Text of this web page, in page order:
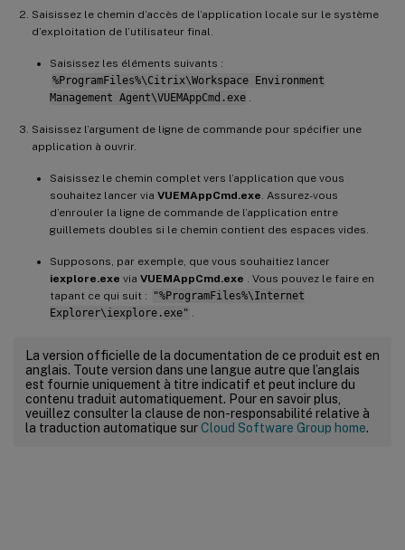
Saisissez le chemin d’accès de l’application locale sur le système
d’exploitation de l’utilisateur final.
Saisissez les éléments suivants :
%ProgramFiles%\Citrix\Workspace Environment
Management Agent\VUEMAppCmd.exe .
Saisissez l’argument de ligne de commande pour spécifier une
application à ouvrir.
Saisissez le chemin complet vers l’application que vous
souhaitez lancer via VUEMAppCmd.exe. Assurez-vous
d’enrouler la ligne de commande de l’application entre
guillemets doubles si le chemin contient des espaces vides.
Supposons, par exemple, que vous souhaitiez lancer
iexplore.exe via VUEMAppCmd.exe . Vous pouvez le faire en
tapant ce qui suit :
"%ProgramFiles%\Internet
Explorer\iexplore.exe" .
La version officielle de la documentation de ce produit est en
anglais. Toute version dans une langue autre que l’anglais
est fournie uniquement à titre indicatif et peut inclure du
contenu traduit automatiquement. Pour en savoir plus,
veuillez consulter la clause de non-responsabilité relative à
la traduction automatique surCloud Software Group home.